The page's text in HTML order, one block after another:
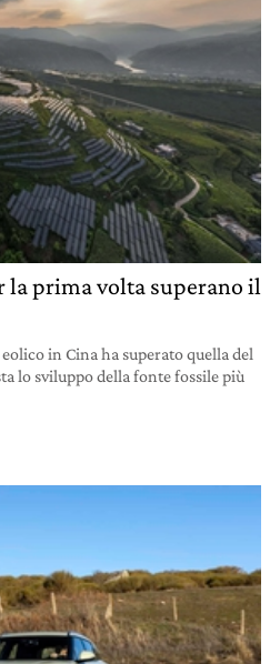
la prima volta superano il
in Cina ha superato quella del
lo sviluppo della fonte fossile più